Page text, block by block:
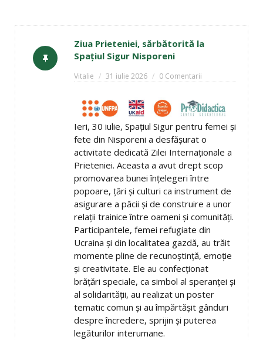
Ziua Prieteniei, sărbătorită la
Spațiul Sigur Nisporeni
Vitalie 31 iulie 2026 0 Comentarii
Ieri, 30 iulie, Spațiul Sigur pentru femei și
fete din Nisporeni a desfășurat o
activitate dedicată Zilei Internaționale a
Prieteniei. Aceasta a avut drept scop
promovarea bunei înțelegeri între
popoare, țări și culturi ca instrument de
asigurare a păcii și de construire a unor
relații trainice între oameni și comunități.
Participantele, femei refugiate din
Ucraina și din localitatea gazdă, au trăit
momente pline de recunoștință, emoție
și creativitate. Ele au confecționat
brățări speciale, ca simbol al speranței și
al solidarității, au realizat un poster
tematic comun și au împărtășit gânduri
despre încredere, sprijin și puterea
legăturilor interumane.